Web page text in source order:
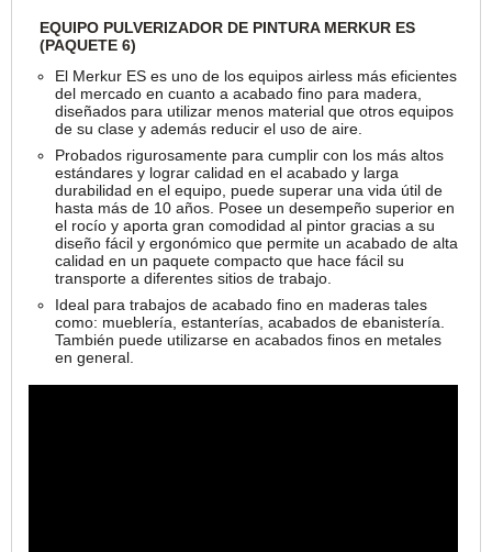
EQUIPO PULVERIZADOR DE PINTURA MERKUR ES
(PAQUETE 6)
El Merkur ES es uno de los equipos airless más eficientes
del mercado en cuanto a acabado fino para madera,
diseñados para utilizar menos material que otros equipos
de su clase y además reducir el uso de aire.
Probados rigurosamente para cumplir con los más altos
estándares y lograr calidad en el acabado y larga
durabilidad en el equipo, puede superar una vida útil de
hasta más de 10 años. Posee un desempeño superior en
el rocío y aporta gran comodidad al pintor gracias a su
diseño fácil y ergonómico que permite un acabado de alta
calidad en un paquete compacto que hace fácil su
transporte a diferentes sitios de trabajo.
Ideal para trabajos de acabado fino en maderas tales
como: mueblería, estanterías, acabados de ebanistería.
También puede utilizarse en acabados finos en metales
en general.